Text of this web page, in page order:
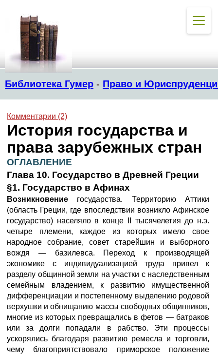
Библиотека Гумер - Право и
Комментарии (2)
История государства и
права зарубежных стран
ОГЛАВЛЕНИЕ
Глава 10. Государство в Древней Греции
§1. Государство в Афинах
Возникновение государства. Территорию Аттики
(область Греции, где впоследствии возникло Афинское
государство) населяло в конце II тысячелетия до н.э.
четыре племени, каждое из которых имело свое
народное собрание, совет старейшин и выборного
вождя — базилевса. Переход к производящей
экономике с индивидуализацией труда привел к
разделу общинной земли на участки с наследственным
семейным владением, к развитию имущественной
дифференциации и постепенному выделению родовой
верхушки и обнищанию массы свободных общинников,
многие из которых превращались в фетов — батраков
или за долги попадали в рабство. Эти процессы
ускорялись благодаря развитию ремесла и торговли,
чему благоприятствовало приморское положение